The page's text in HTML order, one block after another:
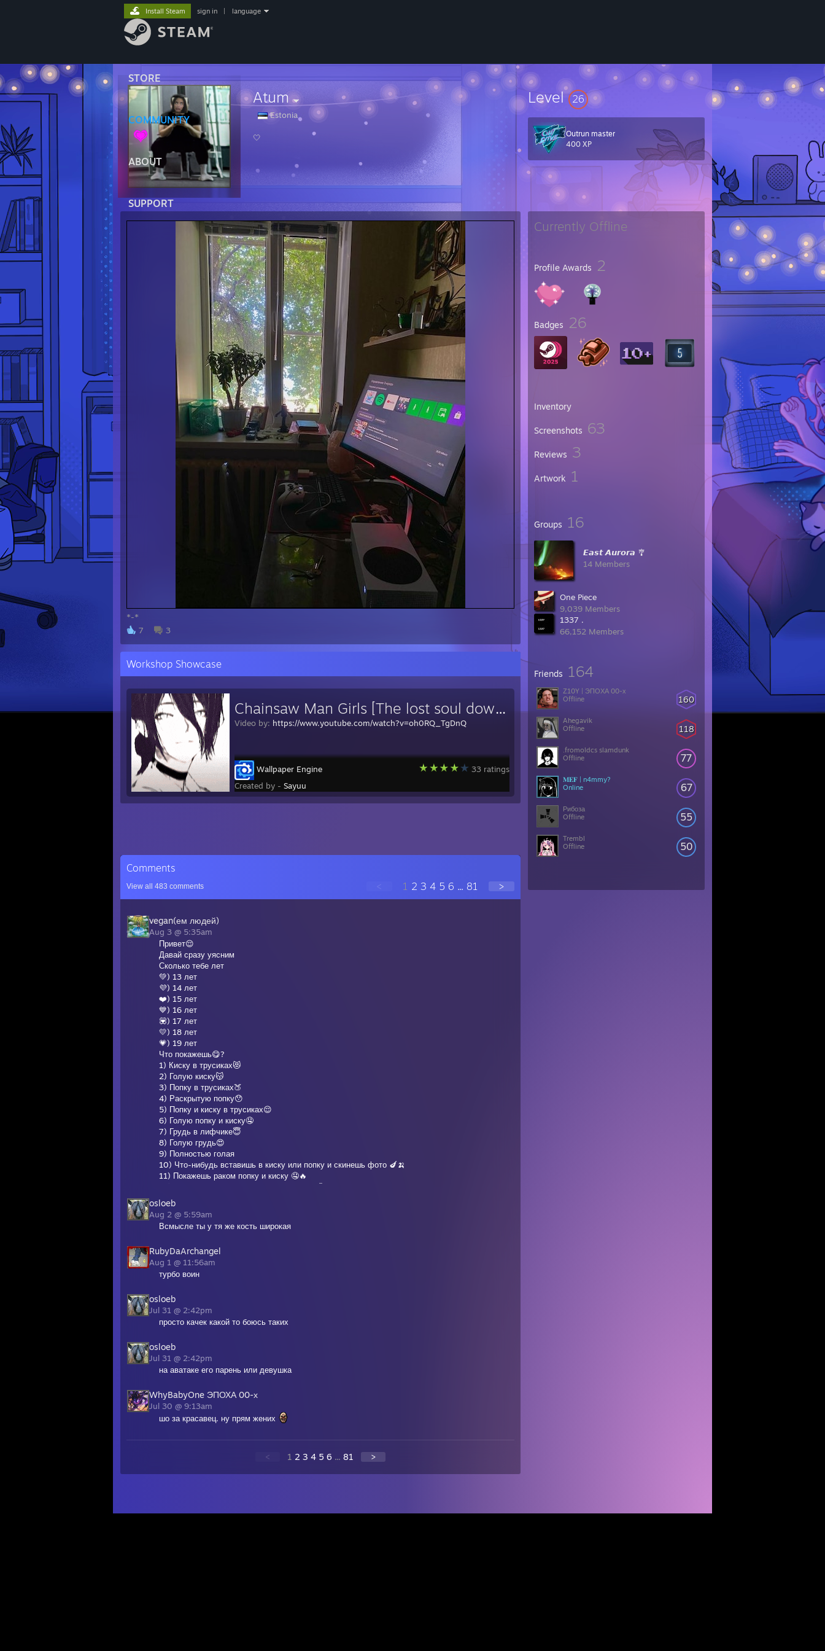
STORE
COMMUNITY
ABOUT
SUPPORT
Install Steam sign in language
Atum
Estonia
🤍
Level 26
Outrun master
400 XP
Currently Offline
Profile Awards 2
Badges 26
Inventory
Screenshots 63
Reviews 3
Artwork 1
Groups 16
𝙀𝙖𝙨𝙩 𝘼𝙪𝙧𝙤𝙧𝙖 🎐
14 Members
One Piece
9,039 Members
1337 .
66,152 Members
Friends 164
160
Z10Y | ЭПОХА 00-х
Offline
118
Ahegavik
Offline
77
.fromoldcs slamdunk
Offline
67
𝐌𝐄𝐅 | n4mmy?
Online
55
Рибоза
Offline
50
Trembl
Offline
*-*
7
3
Workshop Showcase
Chainsaw Man Girls [The lost soul down X Lost soul - NBSPLV]
Video by: https://www.youtube.com/watch?v=oh0RQ_TgDnQ
33 ratings
Wallpaper Engine
Created by - Sayuu
Comments
View all 483 comments < 1 2 3 4 5 6 ... 81 >
vegan(ем людей)
Aug 3 @ 5:35am
Привет😌
Давай сразу уясним
Сколько тебе лет
💚) 13 лет
💜) 14 лет
❤️) 15 лет
💙) 16 лет
💟) 17 лет
💛) 18 лет
💗) 19 лет
Что покажешь😋?
1) Киску в трусиках😻
2) Голую киску😽
3) Попку в трусиках🍑
4) Раскрытую попку😯
5) Попку и киску в трусиках😌
6) Голую попку и киску🤤
7) Грудь в лифчике😇
8) Голую грудь😍
9) Полностью голая
10) Что-нибудь вставишь в киску или попку и скинешь фото 🍆🍌
11) Покажешь раком попку и киску 🤤🔥
12) Фото в полный рост полностью голой 🔞
osloeb
Aug 2 @ 5:59am
Всмысле ты у тя же кость широкая
RubyDaArchangel
Aug 1 @ 11:56am
турбо воин
osloeb
Jul 31 @ 2:42pm
просто качек какой то боюсь таких
osloeb
Jul 31 @ 2:42pm
на аватаке его парень или девушка
WhyBabyOne ЭПОХА 00-х
Jul 30 @ 9:13am
шо за красавец. ну прям жених
< 1 2 3 4 5 6 ... 81 >